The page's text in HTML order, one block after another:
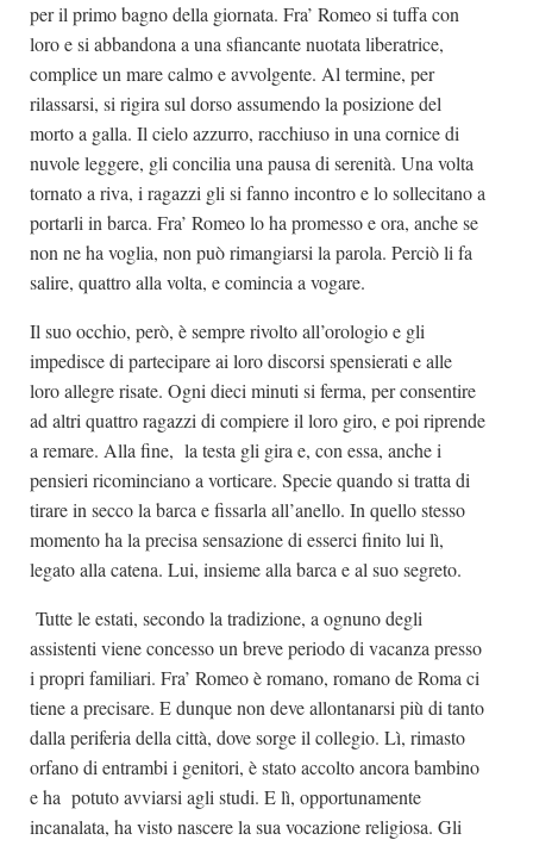
per il primo bagno della giornata. Fra’ Romeo si tuffa con
loro e si abbandona a una sfiancante nuotata liberatrice,
complice un mare calmo e avvolgente. Al termine, per
rilassarsi, si rigira sul dorso assumendo la posizione del
morto a galla. Il cielo azzurro, racchiuso in una cornice di
nuvole leggere, gli concilia una pausa di serenità. Una volta
tornato a riva, i ragazzi gli si fanno incontro e lo sollecitano a
portarli in barca. Fra’ Romeo lo ha promesso e ora, anche se
non ne ha voglia, non può rimangiarsi la parola. Perciò li fa
salire, quattro alla volta, e comincia a vogare.
Il suo occhio, però, è sempre rivolto all’orologio e gli
impedisce di partecipare ai loro discorsi spensierati e alle
loro allegre risate. Ogni dieci minuti si ferma, per consentire
ad altri quattro ragazzi di compiere il loro giro, e poi riprende
a remare. Alla fine, la testa gli gira e, con essa, anche i
pensieri ricominciano a vorticare. Specie quando si tratta di
tirare in secco la barca e fissarla all’anello. In quello stesso
momento ha la precisa sensazione di esserci finito lui lì,
legato alla catena. Lui, insieme alla barca e al suo segreto.
Tutte le estati, secondo la tradizione, a ognuno degli
assistenti viene concesso un breve periodo di vacanza presso
i propri familiari. Fra’ Romeo è romano, romano de Roma ci
tiene a precisare. E dunque non deve allontanarsi più di tanto
dalla periferia della città, dove sorge il collegio. Lì, rimasto
orfano di entrambi i genitori, è stato accolto ancora bambino
e ha potuto avviarsi agli studi. E lì, opportunamente
incanalata, ha visto nascere la sua vocazione religiosa. Gli